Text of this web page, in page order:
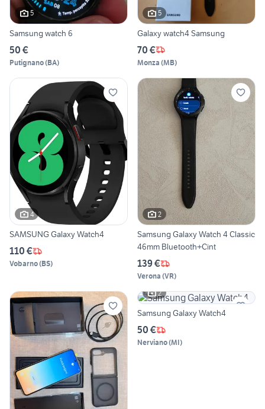
5
Samsung watch 6
50 €
Putignano(BA)
5
Galaxy watch4 Samsung
70 €
Monza (MB)
4
SAMSUNG Galaxy Watch4
110 €
Vobarno(BS)
2
Samsung Galaxy Watch 4 Classic
46mm Bluetooth+Cint
139 €
Verona (VR)
2
Samsung Galaxy Watch4
50 €
Nerviano(MI)